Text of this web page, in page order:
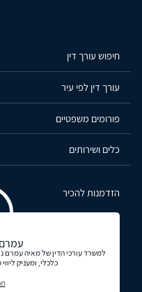
חיפוש עורך דין
עורך דין לפי עיר
פורומים משפטיים
כלים ושירותים
הזדמנות להכיר
למשרד עורכי הדין של מאיה עמרם
כלכלי, ומעניק